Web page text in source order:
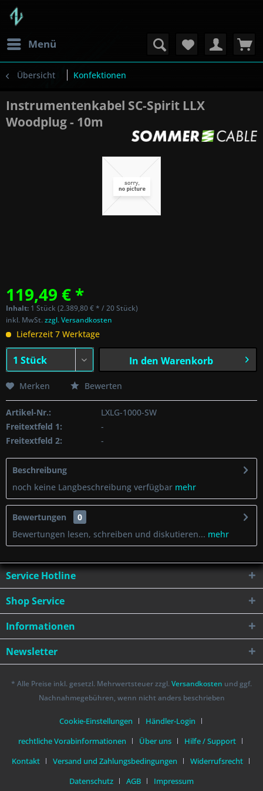
Menü
Übersicht Konfektionen
Instrumentenkabel SC-Spirit LLX
Woodplug - 10m
119,49 € *
Inhalt: 1 Stück (2.389,80 € * / 20 Stück)
inkl. MwSt.zzgl. Versandkosten
Lieferzeit 7 Werktage
In den Warenkorb
Merken Bewerten
Artikel-Nr.:
LXLG-1000-SW
Freitextfeld 1:
-
Freitextfeld 2:
-
Beschreibung
noch keine Langbeschreibung verfügbar mehr
Bewertungen
0
Bewertungen lesen, schreiben und diskutieren... mehr
Service Hotline
Shop Service
Informationen
Newsletter
* Alle Preise inkl. gesetzl. Mehrwertsteuer zzgl. Versandkosten und ggf.
Nachnahmegebühren, wenn nicht anders beschrieben
Cookie-Einstellungen
Händler-Login
rechtliche Vorabinformationen
Über uns
Hilfe / Support
Kontakt
Versand und Zahlungsbedingungen
Widerrufsrecht
Datenschutz
AGB Impressum